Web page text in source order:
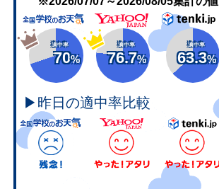
適中率
70%
適中率
76.7%
適中率
63.3%
▶昨日の適中率比較